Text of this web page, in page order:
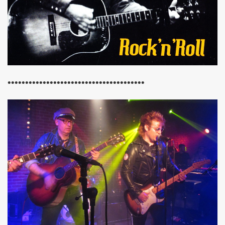
•••••••••••••••••••••••••••••••••••••••
et JEAN WILLIAM THOURY par PHILIPPE
vivant" et "De l amour") les 27 et 29 novembre 2015
+ PHILIPPE ALMOSNINO (concert "Mutant Love"
du 23 au 25 octobre 2015 a Biarritz.
intimiste à paraître en 2016.
???" et "Psycho Tropical Berlin") le 5 juillet 2015 au
(2015) : chronique detaillee.
le 4 mai 2015 au PALAIS DES SPORTS (Paris) :
le 3 avril 2015 a LA BOULE NOIRE (Paris) : compte